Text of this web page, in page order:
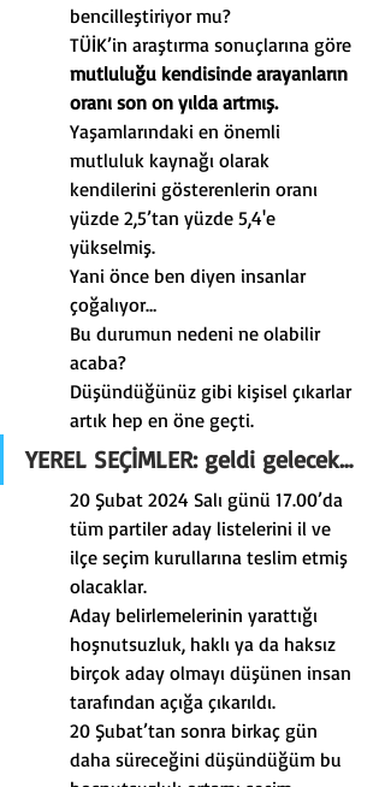
bencilleştiriyor mu?
TÜİK’in araştırma sonuçlarına göre
mutluluğu kendisinde arayanların
oranı son on yılda artmış.
Yaşamlarındaki en önemli
mutluluk kaynağı olarak
kendilerini gösterenlerin oranı
yüzde 2,5’tan yüzde 5,4'e
yükselmiş.
Yani önce ben diyen insanlar
çoğalıyor…
Bu durumun nedeni ne olabilir
acaba?
Düşündüğünüz gibi kişisel çıkarlar
artık hep en öne geçti.
YEREL SEÇİMLER: geldi gelecek…
20 Şubat 2024 Salı günü 17.00’da
tüm partiler aday listelerini il ve
ilçe seçim kurullarına teslim etmiş
olacaklar.
Aday belirlemelerinin yarattığı
hoşnutsuzluk, haklı ya da haksız
birçok aday olmayı düşünen insan
tarafından açığa çıkarıldı.
20 Şubat’tan sonra birkaç gün
daha süreceğini düşündüğüm bu